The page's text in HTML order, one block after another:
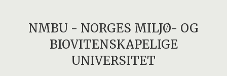
NMBU - NORGES MILJØ- OG
BIOVITENSKAPELIGE
UNIVERSITET